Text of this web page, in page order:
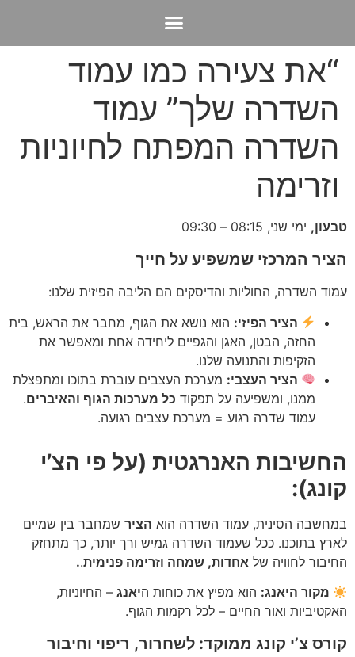
“את צעירה כמו עמוד
השדרה שלך” עמוד
השדרה המפתח לחיוניות
וזרימה
טבעון, ימי שני, 08:15 – 09:30
הציר המרכזי שמשפיע על חייך
עמוד השדרה, החוליות והדיסקים הם הליבה הפיזית שלנו:
הציר הפיזי: הוא נושא את הגוף, מחבר את הראש, בית
החזה, הבטן, האגן והגפיים ליחידה אחת ומאפשר את
הזקיפות והתנועה שלנו.
הציר העצבי: מערכת העצבים עוברת בתוכו ומתפצלת
ממנו, ומשפיעה על תפקוד כל מערכות הגוף והאיברים.
עמוד שדרה רגוע = מערכת עצבים רגועה.
החשיבות האנרגטית (על פי הצ’י
קונג):
במחשבה הסינית, עמוד השדרה הוא הציר שמחבר בין שמיים
לארץ בתוכנו. ככל שעמוד השדרה גמיש ורך יותר, כך מתחזק
החיבור לחוויה של אחדות, שמחה וזרימה פנימית.
.
מקור היאנג: הוא מפיץ את כוחות היאנג – החיוניות,
האקטיביות ואור החיים – לכל רקמות הגוף.
קורס צ’י קונג ממוקד: לשחרור, ריפוי וחיבור